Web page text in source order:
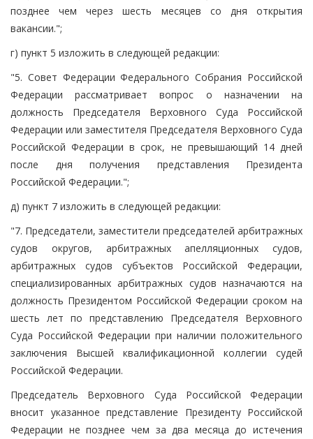
позднее чем через шесть месяцев со дня открытия
вакансии.";
г) пункт 5 изложить в следующей редакции:
"5. Совет Федерации Федерального Собрания Российской
Федерации рассматривает вопрос о назначении на
должность Председателя Верховного Суда Российской
Федерации или заместителя Председателя Верховного Суда
Российской Федерации в срок, не превышающий 14 дней
после дня получения представления Президента
Российской Федерации.";
д) пункт 7 изложить в следующей редакции:
"7. Председатели, заместители председателей арбитражных
судов округов, арбитражных апелляционных судов,
арбитражных судов субъектов Российской Федерации,
специализированных арбитражных судов назначаются на
должность Президентом Российской Федерации сроком на
шесть лет по представлению Председателя Верховного
Суда Российской Федерации при наличии положительного
заключения Высшей квалификационной коллегии судей
Российской Федерации.
Председатель Верховного Суда Российской Федерации
вносит указанное представление Президенту Российской
Федерации не позднее чем за два месяца до истечения